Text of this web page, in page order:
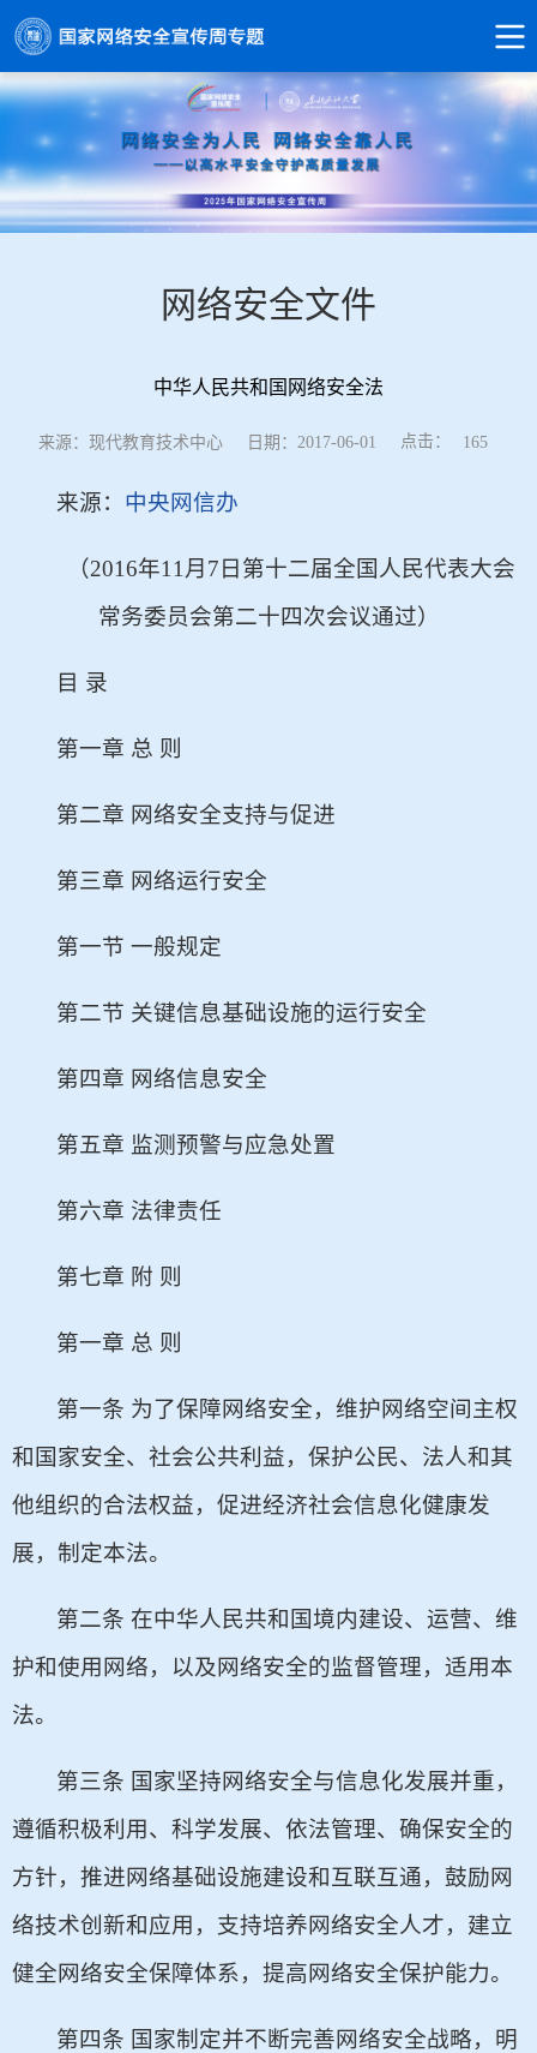
网络安全文件
中华人民共和国网络安全法
来源：现代教育技术中心 日期：2017-06-01 点击： 165
来源： 中央网信办
（2016年11月7日第十二届全国人民代表大会
常务委员会第二十四次会议通过）
目 录
第一章 总 则
第二章 网络安全支持与促进
第三章 网络运行安全
第一节 一般规定
第二节 关键信息基础设施的运行安全
第四章 网络信息安全
第五章 监测预警与应急处置
第六章 法律责任
第七章 附 则
第一章 总 则
第一条 为了保障网络安全，维护网络空间主权
和国家安全、社会公共利益，保护公民、法人和其
他组织的合法权益，促进经济社会信息化健康发
展，制定本法。
第二条 在中华人民共和国境内建设、运营、维
护和使用网络，以及网络安全的监督管理，适用本
法。
第三条 国家坚持网络安全与信息化发展并重，
遵循积极利用、科学发展、依法管理、确保安全的
方针，推进网络基础设施建设和互联互通，鼓励网
络技术创新和应用，支持培养网络安全人才，建立
健全网络安全保障体系，提高网络安全保护能力。
第四条 国家制定并不断完善网络安全战略，明